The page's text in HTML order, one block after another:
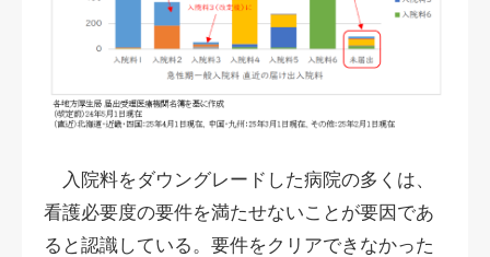
入院料をダウングレードした病院の多くは、
看護必要度の要件を満たせないことが要因であ
ると認識している。要件をクリアできなかった